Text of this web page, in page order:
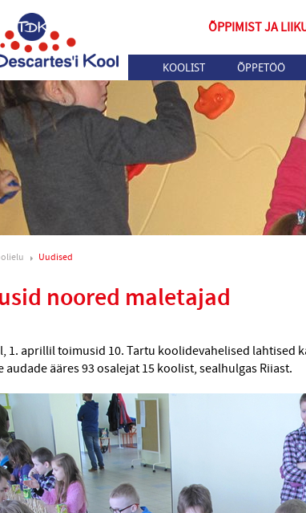
ÕPPIMIST JA
KOOLIST ÕPPETÖÖ
Uudised
noored maletajad
1. aprillil toimusid 10. Tartu koolidevahelised lahtised
ääres 93 osalejat 15 koolist, sealhulgas Riiast.